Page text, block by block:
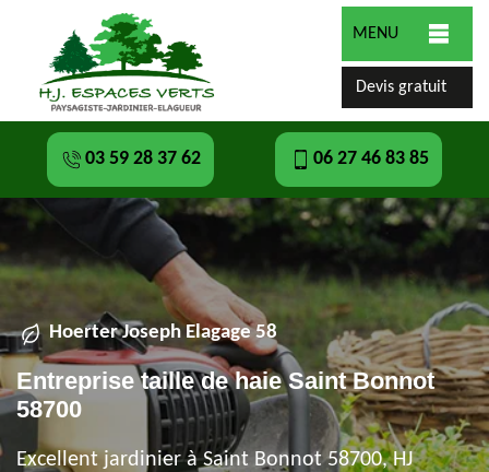
MENU
Devis gratuit
03 59 28 37 62 06 27 46 83 85
Hoerter Joseph Elagage 58
Entreprise taille de haie Saint Bonnot
58700
Excellent jardinier à Saint Bonnot 58700, HJ